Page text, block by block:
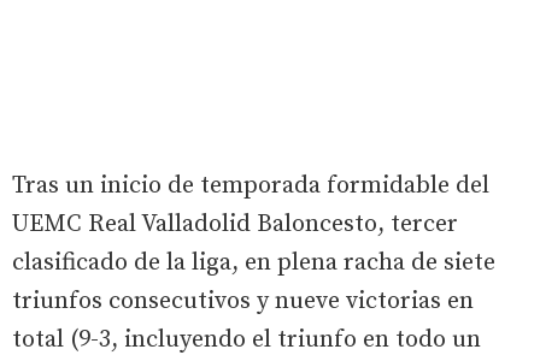
Tras un inicio de temporada formidable del
UEMC Real Valladolid Baloncesto, tercer
clasificado de la liga, en plena racha de siete
triunfos consecutivos y nueve victorias en
total (9-3, incluyendo el triunfo en todo un